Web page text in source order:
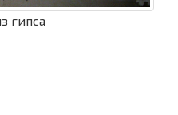
гипса